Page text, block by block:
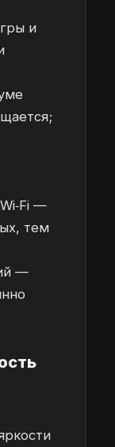
и
—
тем
—